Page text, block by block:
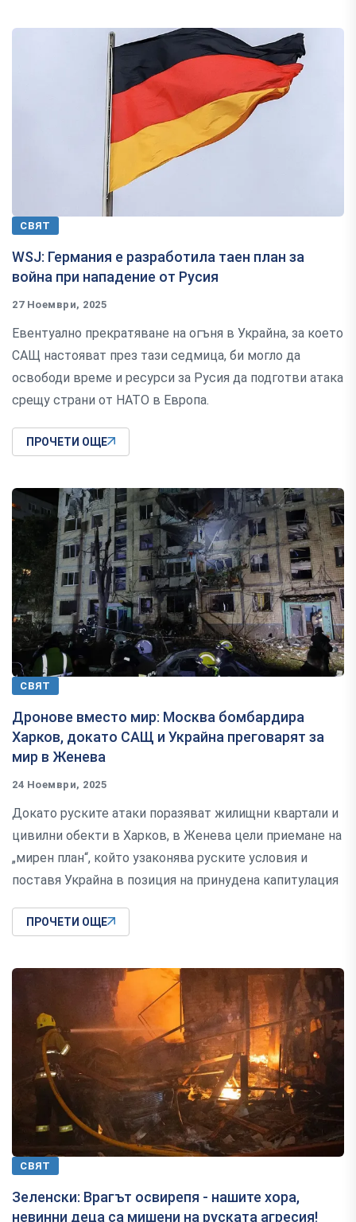
СВЯТ
WSJ: Германия е разработила таен план за
война при нападение от Русия
27 Ноември, 2025
Евентуално прекратяване на огъня в Украйна, за което
САЩ настояват през тази седмица, би могло да
освободи време и ресурси за Русия да подготви атака
срещу страни от НАТО в Европа.
ПРОЧЕТИ ОЩЕ
СВЯТ
Дронове вместо мир: Москва бомбардира
Харков, докато САЩ и Украйна преговарят за
мир в Женева
24 Ноември, 2025
Докато руските атаки поразяват жилищни квартали и
цивилни обекти в Харков, в Женева цели приемане на
„мирен план“, който узаконява руските условия и
поставя Украйна в позиция на принудена капитулация
ПРОЧЕТИ ОЩЕ
СВЯТ
Зеленски: Врагът освирепя - нашите хора,
невинни деца са мишени на руската агресия!